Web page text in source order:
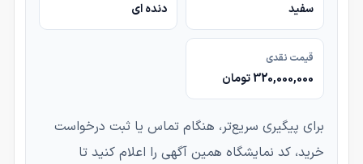
سفید دنده ای
قیمت نقدی
320,000,000 تومان
برای پیگیری سریع‌تر، هنگام تماس یا ثبت درخواست
خرید، کد نمایشگاه همین آگهی را اعلام کنید تا